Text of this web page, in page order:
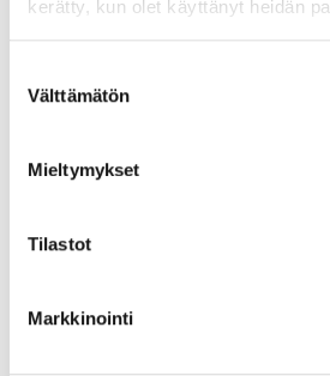
kerätty, kun olet käyttänyt heidän
valinta
Välttämätön
Mieltymykset
Tilastot
Markkinointi
Poistomyynti
03.06.2026